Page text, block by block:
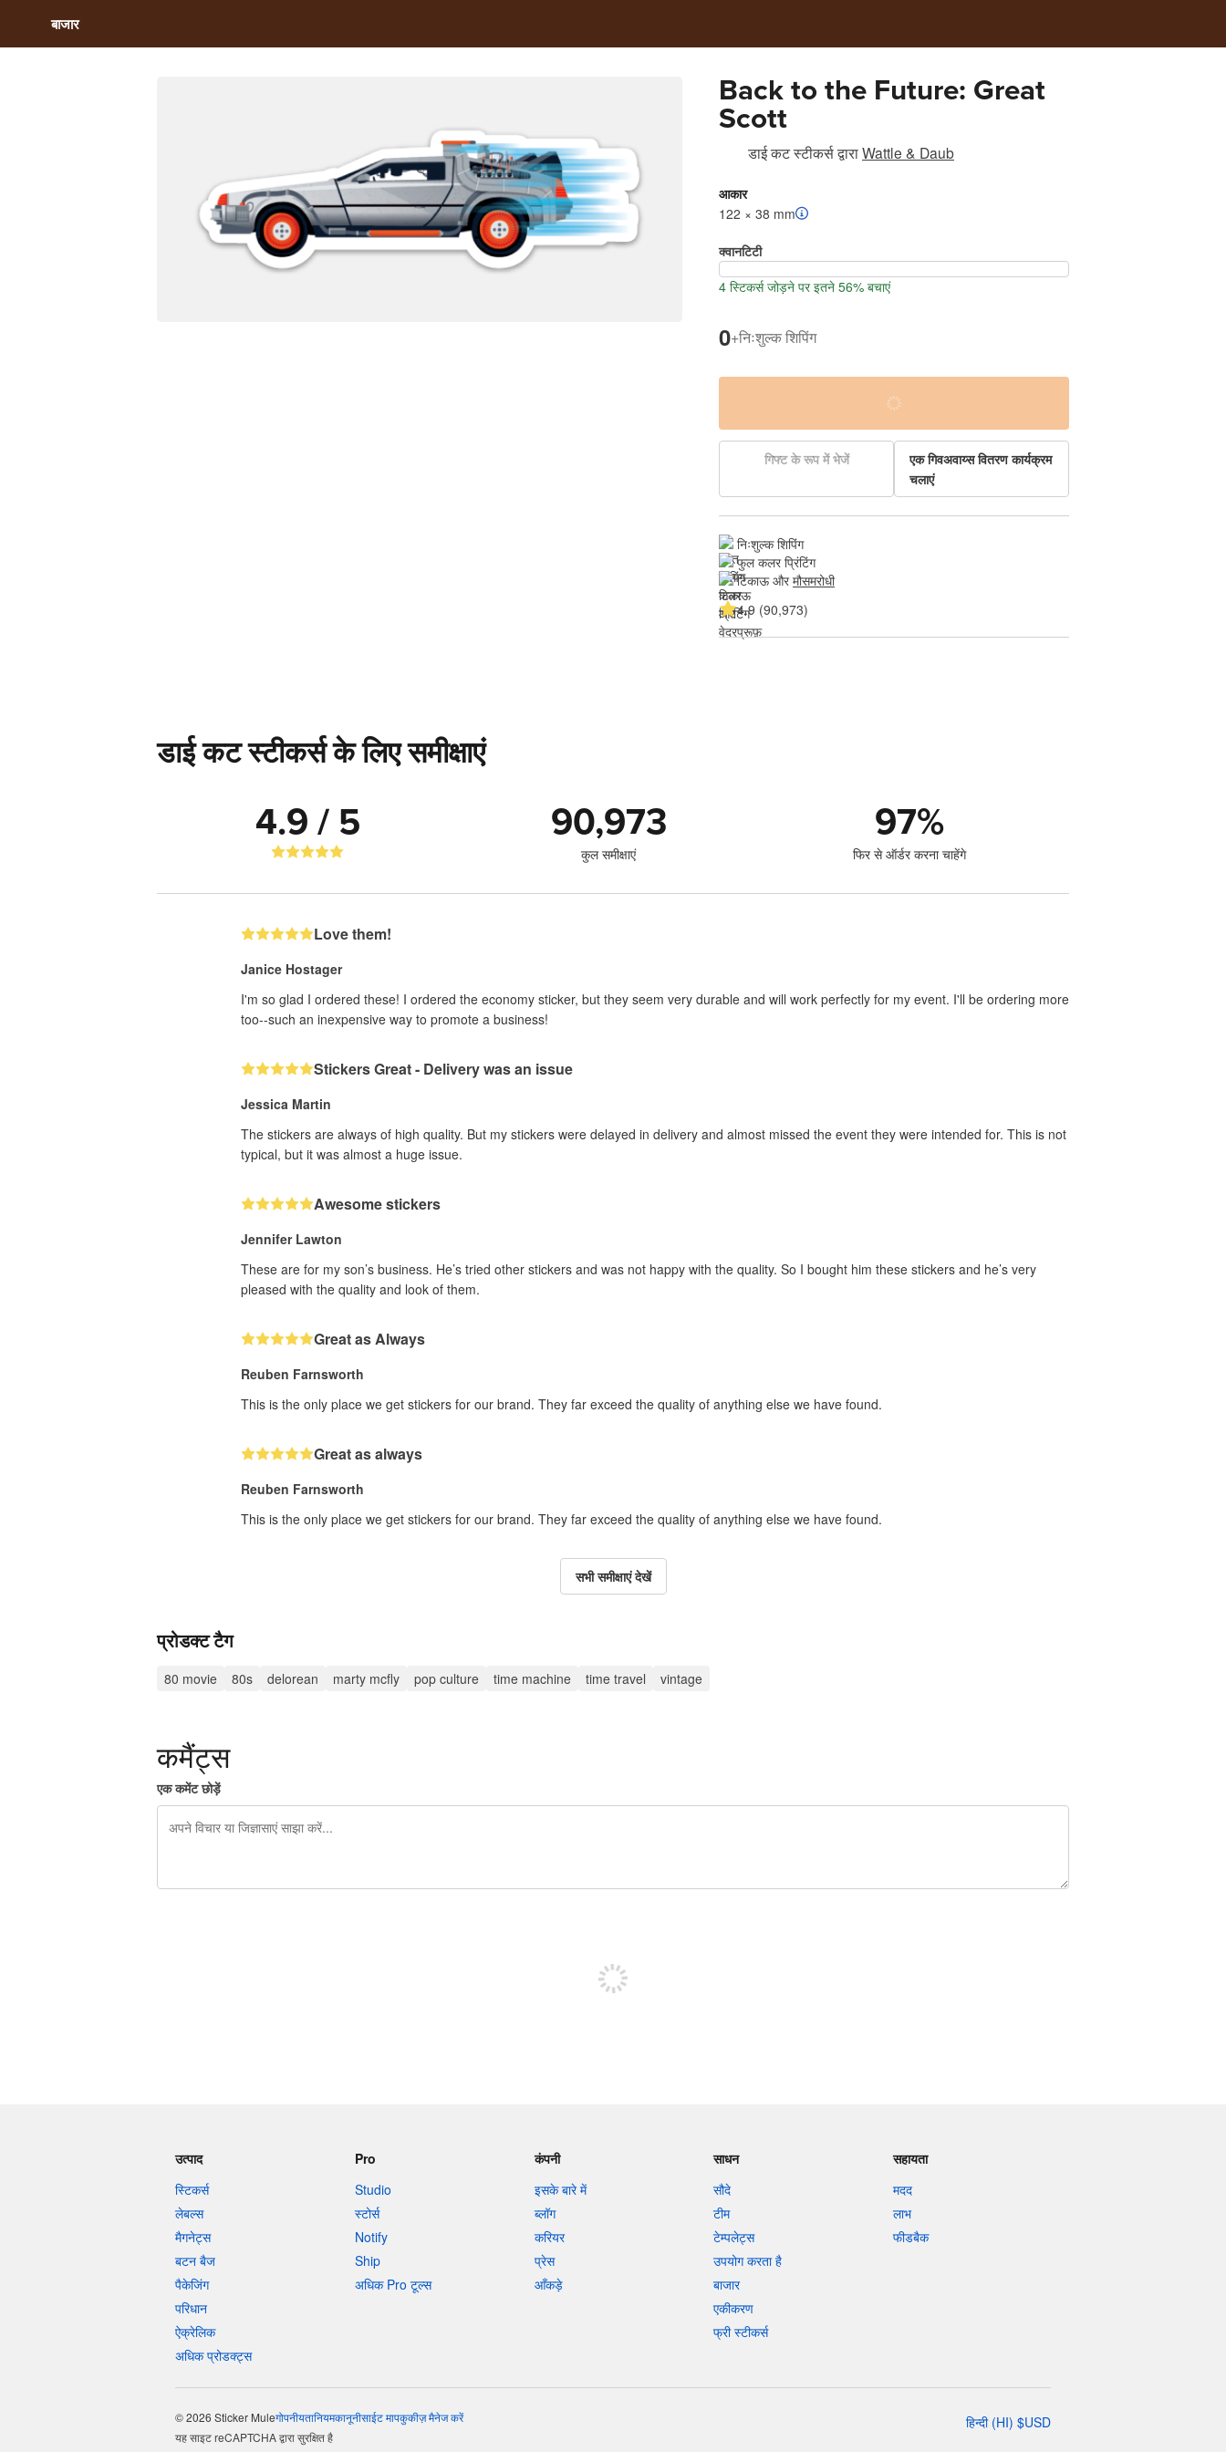
बाजार
Back to the Future: Great
Scott
डाई कट स्टीकर्सद्वाराWattle & Daub
आकार
122 × 38 mm
क्वानटिटी
4 स्टिकर्स जोड़ने पर इतने 56% बचाएं
0+निःशुल्क शिपिंग
गिफ्ट के रूप में भेजें
एक गिवअवाय्स वितरण कार्यक्रम
चलाएं
निःशुल्क शिपिंग
फुल कलर प्रिंटिंग
टिकाऊ और मौसमरोधी
4.9 (90,973)
डाई कट स्टीकर्स के लिए समीक्षाएं
4.9 / 5 90,973
कुल समीक्षाएं
97%
फिर से ऑर्डर करना चाहेंगे
Love them!
Janice Hostager
I'm so glad I ordered these! I ordered the economy sticker, but they seem very durable and will work perfectly for my event. I'll be ordering more
too--such an inexpensive way to promote a business!
Stickers Great - Delivery was an issue
Jessica Martin
The stickers are always of high quality. But my stickers were delayed in delivery and almost missed the event they were intended for. This is not
typical, but it was almost a huge issue.
Awesome stickers
Jennifer Lawton
These are for my son’s business. He’s tried other stickers and was not happy with the quality. So I bought him these stickers and he’s very
pleased with the quality and look of them.
Great as Always
Reuben Farnsworth
This is the only place we get stickers for our brand. They far exceed the quality of anything else we have found.
Great as always
Reuben Farnsworth
This is the only place we get stickers for our brand. They far exceed the quality of anything else we have found.
सभी समीक्षाएं देखें
प्रोडक्ट टैग
80 movie 80s delorean marty mcfly pop culture time machine time travel vintage
कमैंट्स
एक कमेंट छोड़ें
उत्पाद
स्टिकर्स
लेबल्स
मैगनेट्स
बटन बैज
पैकेजिंग
परिधान
ऐक्रेलिक
अधिक प्रोडक्ट्स
Pro
Studio
स्टोर्स
Notify
Ship
अधिक Pro टूल्स
कंपनी
इसके बारे में
ब्लॉग
करियर
प्रेस
आँकड़े
साधन
सौदे
टीम
टेम्पलेट्स
उपयोग करता है
बाजार
एकीकरण
फ्री स्टीकर्स
सहायता
मदद
लाभ
फीडबैक
© 2026 Sticker Muleगोपनीयतानियमकानूनीसाईट मापकुकीज़ मैनेज करें हिन्दी(HI) $USD
यह साइट reCAPTCHA द्वारा सुरक्षित है